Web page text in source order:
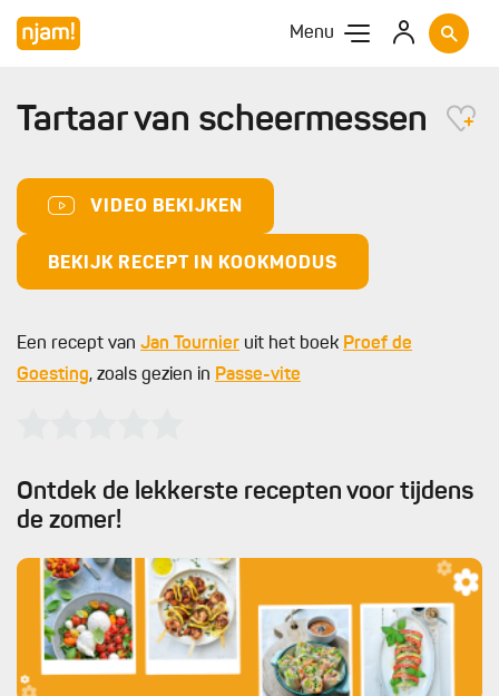
Menu
Tartaar van scheermessen
VIDEO BEKIJKEN
BEKIJK RECEPT IN KOOKMODUS
Een recept van Jan Tournier uit het boek Proef de
Goesting, zoals gezien in Passe-vite
Ontdek de lekkerste recepten voor tijdens
de zomer!